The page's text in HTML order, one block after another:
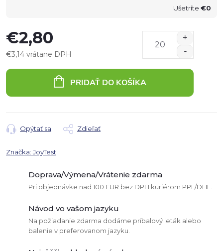
Ušetríte €0
€2,80
€3,14 vrátane DPH
PRIDAŤ DO KOŠÍKA
Opýtať sa Zdieľať
Značka: JoyTest
Doprava/Výmena/Vrátenie zdarma
Pri objednávke nad 100 EUR bez DPH kuriérom PPL/DHL.
Návod vo vašom jazyku
Na požiadanie zdarma dodáme príbalový leták alebo
balenie v preferovanom jazyku.